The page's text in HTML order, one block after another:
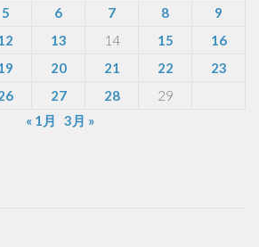
5 6 7 8
9
13 14 15
16
20 21 22
23
27 28
29
« 1月
3月 »